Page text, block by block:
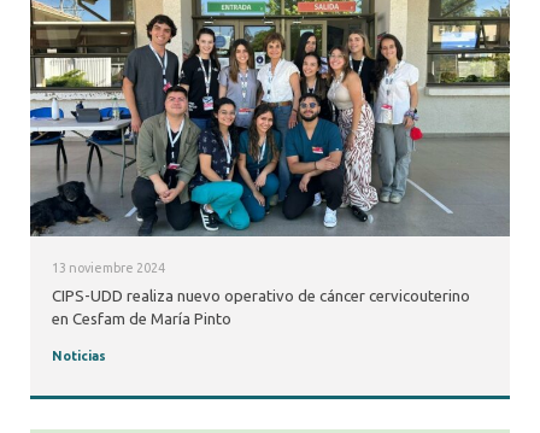
13 noviembre 2024
CIPS-UDD realiza nuevo operativo de cáncer cervicouterino
en Cesfam de María Pinto
Noticias